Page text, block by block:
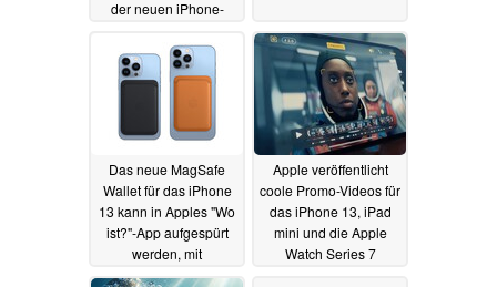
der neuen iPhone-
Das neue MagSafe
Wallet für das iPhone
13 kann in Apples "Wo
ist?"-App aufgespürt
werden, mit
Einschränkungen
Apple veröffentlicht
coole Promo-Videos für
das iPhone 13, iPad
mini und die Apple
Watch Series 7